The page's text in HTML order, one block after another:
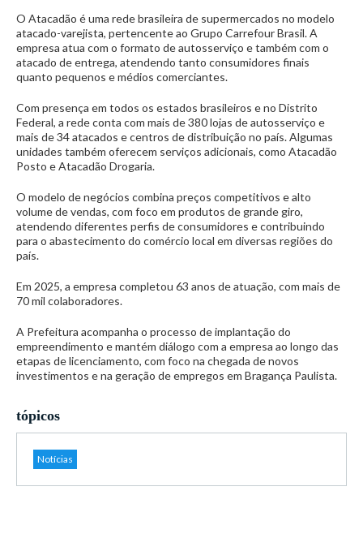
O Atacadão é uma rede brasileira de supermercados no modelo
atacado-varejista, pertencente ao Grupo Carrefour Brasil. A
empresa atua com o formato de autosserviço e também com o
atacado de entrega, atendendo tanto consumidores finais
quanto pequenos e médios comerciantes.
Com presença em todos os estados brasileiros e no Distrito
Federal, a rede conta com mais de 380 lojas de autosserviço e
mais de 34 atacados e centros de distribuição no país. Algumas
unidades também oferecem serviços adicionais, como Atacadão
Posto e Atacadão Drogaria.
O modelo de negócios combina preços competitivos e alto
volume de vendas, com foco em produtos de grande giro,
atendendo diferentes perfis de consumidores e contribuindo
para o abastecimento do comércio local em diversas regiões do
país.
Em 2025, a empresa completou 63 anos de atuação, com mais de
70 mil colaboradores.
A Prefeitura acompanha o processo de implantação do
empreendimento e mantém diálogo com a empresa ao longo das
etapas de licenciamento, com foco na chegada de novos
investimentos e na geração de empregos em Bragança Paulista.
tópicos
Notícias